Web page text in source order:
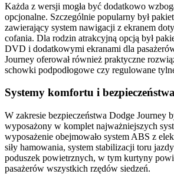
Każda z wersji mogła być dodatkowo
opcjonalne. Szczególnie popularny był
zawierający system nawigacji z ekranem
cofania. Dla rodzin atrakcyjną opcją był
DVD i dodatkowymi ekranami dla
Journey oferował również praktyczne
schowki podpodłogowe czy regulowane
Systemy komfortu i
W zakresie bezpieczeństwa Dodge Journey
wyposażony w komplet najważniejszych
wyposażenie obejmowało system ABS z
siły hamowania, system stabilizacji toru
poduszek powietrznych, w tym kurtyny
pasażerów wszystkich rzędów siedzeń.